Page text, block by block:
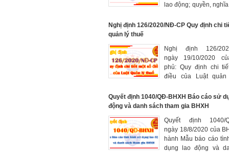
lao động; quyền,
người sử dụng lao
Nghị định 126/2020/NĐ-CP Quy định chi
quản lý thuế
Nghị định 126/
ngày 19/10/2020
phủ: Quy định chi
điều của Luật
Ấn định thuế
Quyết định 1040/QĐ-BHXH Báo cáo sử
động và danh sách tham gia BHXH
Quyết định 1040/
ngày 18/8/2020 của
hành Mẫu báo cáo
dụng lao động và